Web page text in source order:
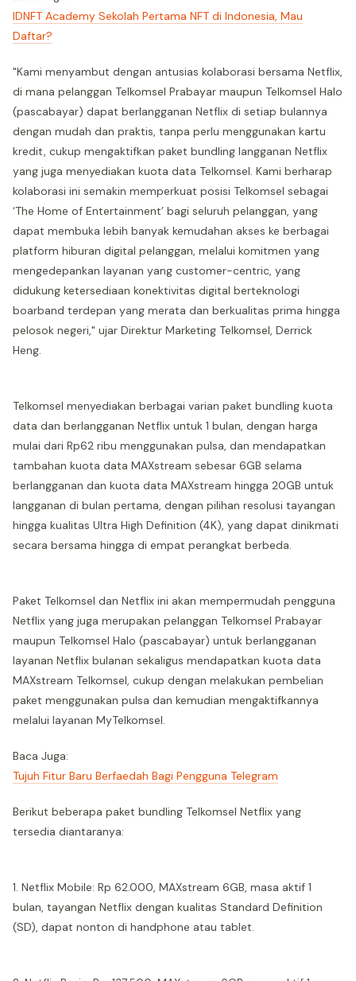
IDNFT Academy Sekolah Pertama NFT di Indonesia, Mau
Daftar?
"Kami menyambut dengan antusias kolaborasi bersama Netflix,
di mana pelanggan Telkomsel Prabayar maupun Telkomsel Halo
(pascabayar) dapat berlangganan Netflix di setiap bulannya
dengan mudah dan praktis, tanpa perlu menggunakan kartu
kredit, cukup mengaktifkan paket bundling langganan Netflix
yang juga menyediakan kuota data Telkomsel. Kami berharap
kolaborasi ini semakin memperkuat posisi Telkomsel sebagai
‘The Home of Entertainment’ bagi seluruh pelanggan, yang
dapat membuka lebih banyak kemudahan akses ke berbagai
platform hiburan digital pelanggan, melalui komitmen yang
mengedepankan layanan yang customer-centric, yang
didukung ketersediaan konektivitas digital berteknologi
boarband terdepan yang merata dan berkualitas prima hingga
pelosok negeri," ujar Direktur Marketing Telkomsel, Derrick
Heng.
Telkomsel menyediakan berbagai varian paket bundling kuota
data dan berlangganan Netflix untuk 1 bulan, dengan harga
mulai dari Rp62 ribu menggunakan pulsa, dan mendapatkan
tambahan kuota data MAXstream sebesar 6GB selama
berlangganan dan kuota data MAXstream hingga 20GB untuk
langganan di bulan pertama, dengan pilihan resolusi tayangan
hingga kualitas Ultra High Definition (4K), yang dapat dinikmati
secara bersama hingga di empat perangkat berbeda.
Paket Telkomsel dan Netflix ini akan mempermudah pengguna
Netflix yang juga merupakan pelanggan Telkomsel Prabayar
maupun Telkomsel Halo (pascabayar) untuk berlangganan
layanan Netflix bulanan sekaligus mendapatkan kuota data
MAXstream Telkomsel, cukup dengan melakukan pembelian
paket menggunakan pulsa dan kemudian mengaktifkannya
melalui layanan MyTelkomsel.
Baca Juga:
Tujuh Fitur Baru Berfaedah Bagi Pengguna Telegram
Berikut beberapa paket bundling Telkomsel Netflix yang
tersedia diantaranya:
1. Netflix Mobile: Rp 62.000, MAXstream 6GB, masa aktif 1
bulan, tayangan Netflix dengan kualitas Standard Definition
(SD), dapat nonton di handphone atau tablet.